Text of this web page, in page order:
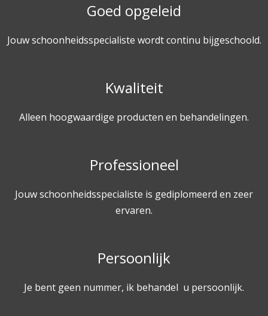
Goed opgeleid
Jouw schoonheidsspecialiste wordt continu bijgeschoold.
Kwaliteit
Alleen hoogwaardige producten en behandelingen.
Professioneel
Jouw schoonheidsspecialiste is gediplomeerd en zeer
ervaren.
Persoonlijk
Je bent geen nummer, ik behandel u persoonlijk.